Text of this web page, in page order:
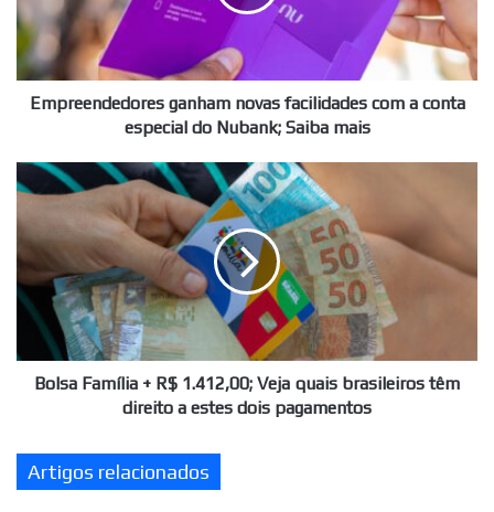
a
conta
especial
do
Nubank;
Empreendedores ganham novas facilidades com a conta
especial do Nubank; Saiba mais
Bolsa
Família
+
R$
1.412,00;
Veja
quais
brasileiros
têm
direito
dois
pagamentos
Bolsa Família + R$ 1.412,00; Veja quais brasileiros têm
direito a estes dois pagamentos
Artigos relacionados